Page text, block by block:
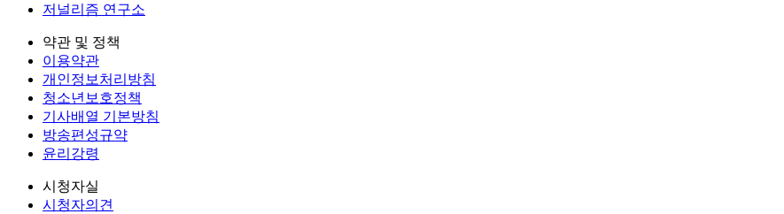
저널리즘 연구소
약관 및 정책
이용약관
개인정보처리방침
청소년보호정책
기사배열 기본방침
방송편성규약
윤리강령
시청자실
시청자의견